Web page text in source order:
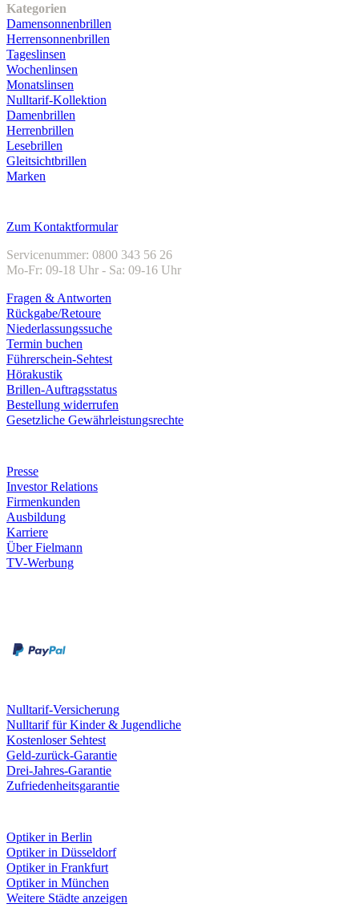
Kategorien
Damensonnenbrillen
Herrensonnenbrillen
Tageslinsen
Wochenlinsen
Monatslinsen
Nulltarif-Kollektion
Damenbrillen
Herrenbrillen
Lesebrillen
Gleitsichtbrillen
Marken
Zum Kontaktformular
Servicenummer: 0800 343 56 26
Mo-Fr: 09-18 Uhr - Sa: 09-16 Uhr
Fragen & Antworten
Rückgabe/Retoure
Niederlassungssuche
Termin buchen
Führerschein-Sehtest
Hörakustik
Brillen-Auftragsstatus
Bestellung widerrufen
Gesetzliche Gewährleistungsrechte
Presse
Investor Relations
Firmenkunden
Ausbildung
Karriere
Über Fielmann
TV-Werbung
Nulltarif-Versicherung
Nulltarif für Kinder & Jugendliche
Kostenloser Sehtest
Geld-zurück-Garantie
Drei-Jahres-Garantie
Zufriedenheitsgarantie
Optiker in Berlin
Optiker in Düsseldorf
Optiker in Frankfurt
Optiker in München
Weitere Städte anzeigen